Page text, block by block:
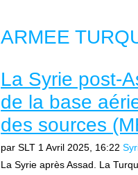
ARMEE
La Syrie post-
de la base
des sources
par SLT 1 Avril 2025, 16:22
La Syrie après Assad. La